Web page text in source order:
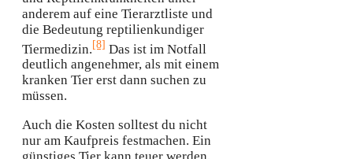
anderem auf eine Tierarztliste und
die Bedeutung reptilienkundiger
Tiermedizin.[8] Das ist im Notfall
deutlich angenehmer, als mit einem
kranken Tier erst dann suchen zu
müssen.
Auch die Kosten solltest du nicht
nur am Kaufpreis festmachen. Ein